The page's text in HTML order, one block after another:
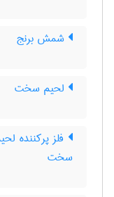
شمش برنج
لحیم سخت
فلز پرکننده
سخت